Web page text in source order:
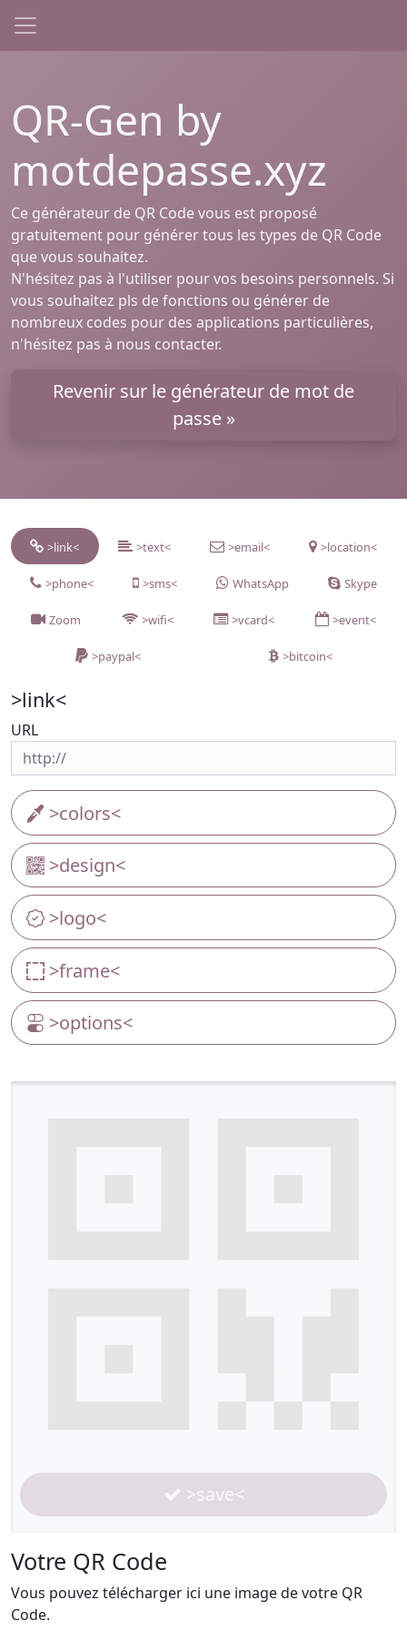
QR-Gen by
motdepasse.xyz
Ce générateur de QR Code vous est proposé
gratuitement pour générer tous les types de QR Code
que vous souhaitez.
N'hésitez pas à l'utiliser pour vos besoins personnels. Si
vous souhaitez pls de fonctions ou générer de
nombreux codes pour des applications particulières,
n'hésitez pas à nous contacter.
Revenir sur le générateur de mot de
passe »
>save<
Votre QR Code
Vous pouvez télécharger ici une image de votre QR
Code.
>link< >text< >email< >location<
>phone< >sms< WhatsApp Skype
Zoom >wifi< >vcard< >event<
>paypal< >bitcoin<
>link<
URL
>colors<
>design<
>logo<
>frame<
>options<